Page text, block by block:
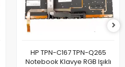
HP TPN-C167 TPN-Q265
Notebook Klavye RGB Işıklı